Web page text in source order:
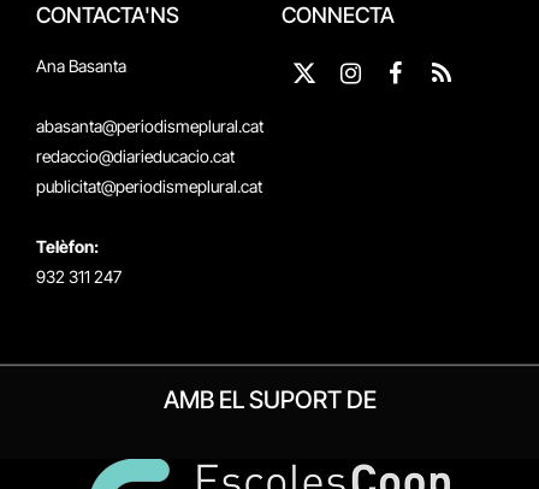
CONTACTA'NS
Ana Basanta
abasanta@periodismeplural.cat
redaccio@diarieducacio.cat
publicitat@periodismeplural.cat
Telèfon:
932 311 247
CONNECTA
X
Instagram
Facebook
RSS
AMB EL SUPORT DE